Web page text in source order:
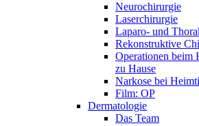
Neurochirurgie
Laserchirurgie
Laparo- und
Rekonstruktive
Operationen beim
zu Hause
Narkose bei
Film: OP
Dermatologie
Das Team